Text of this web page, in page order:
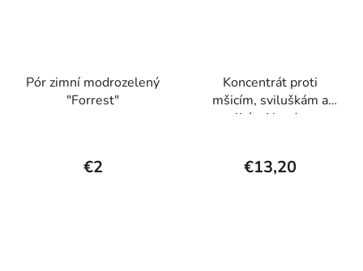
Pór zimní modrozelený
"Forrest"
€2
Koncentrát proti
mšicím, sviluškám a
molicím Neudosan
€13,20